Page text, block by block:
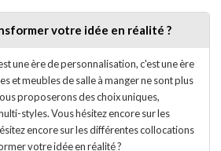
votre idée en réalité ?
une ère de personnalisation, c'est une ère
et meubles de salle à manger ne sont plus
proposerons des choix uniques,
styles. Vous hésitez encore sur les
encore sur les différentes collocations
votre idée en réalité ?